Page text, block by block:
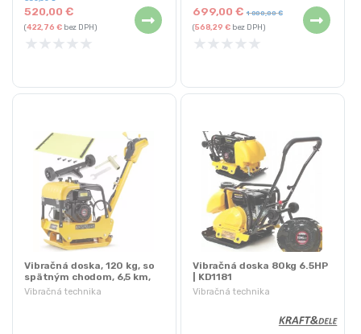
520,00€
(422,76 €bez DPH)
★ ★ ★ ★ ★
699,00€ 1 000,00€
(568,29 €bez DPH)
★ ★ ★ ★ ★
Vibračná technika
Vibračná doska, 120 kg, so
spätným chodom, 6,5 km,
Loncin | HP-29170
Vibračná technika
Vibračná doska 80kg 6.5HP
| KD1181